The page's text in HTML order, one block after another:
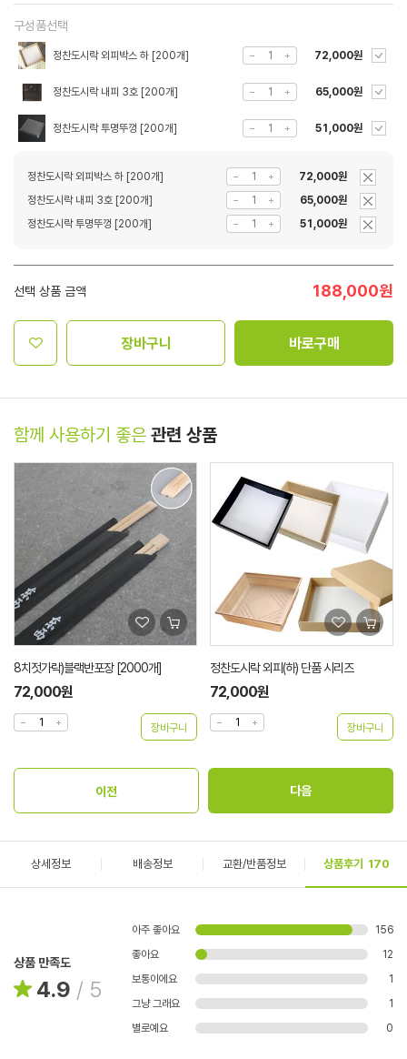
구성품선택
정찬도시락 외피박스 하 [200개] 72,000원
정찬도시락 내피 3호 [200개] 65,000원
정찬도시락 투명뚜껑 [200개] 51,000원
정찬도시락 외피박스 하 [200개]
72,000원
정찬도시락 내피 3호 [200개]
65,000원
정찬도시락 투명뚜껑 [200개]
51,000원
선택 상품 금액 188,000원
장바구니 바로구매
함께 사용하기 좋은 관련 상품
8치젓가락)블랙반포장 [2000개]
72,000원
정찬도시락 외피(하) 단품 시리즈
72,000원
상세정보 배송정보 교환/반품정보 상품후기 170
상품 만족도
4.9 / 5
아주 좋아요
156
좋아요
12
보통이에요
1
그냥 그래요
1
별로예요
0